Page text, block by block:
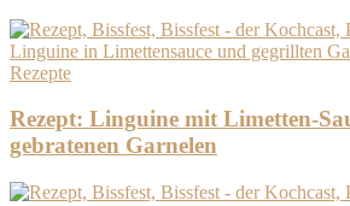
Rezepte
Rezept: Linguine mit Limetten-
gebratenen Garnelen